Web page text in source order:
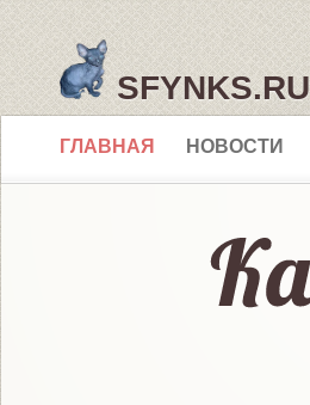
SFYNKS.RU
ГЛАВНАЯ НОВОСТИ